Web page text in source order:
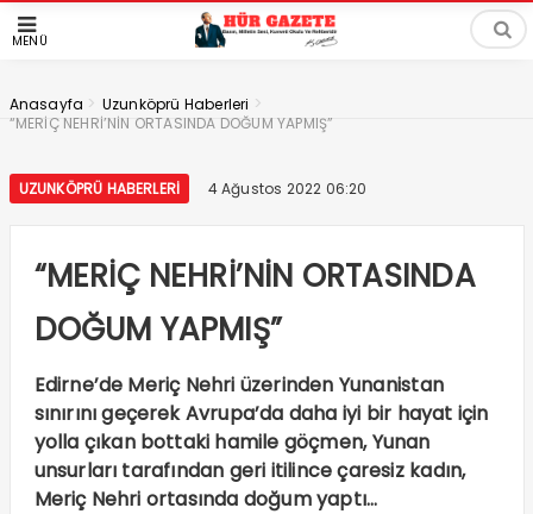
MENÜ
Anasayfa > Uzunköprü Haberleri >
“MERİÇ NEHRİ’NİN ORTASINDA DOĞUM YAPMIŞ”
UZUNKÖPRÜ HABERLERI 4 Ağustos 2022 06:20
“MERİÇ NEHRİ’NİN ORTASINDA
DOĞUM YAPMIŞ”
Edirne’de Meriç Nehri üzerinden Yunanistan
sınırını geçerek Avrupa’da daha iyi bir hayat için
yolla çıkan bottaki hamile göçmen, Yunan
unsurları tarafından geri itilince çaresiz kadın,
Meriç Nehri ortasında doğum yaptı…